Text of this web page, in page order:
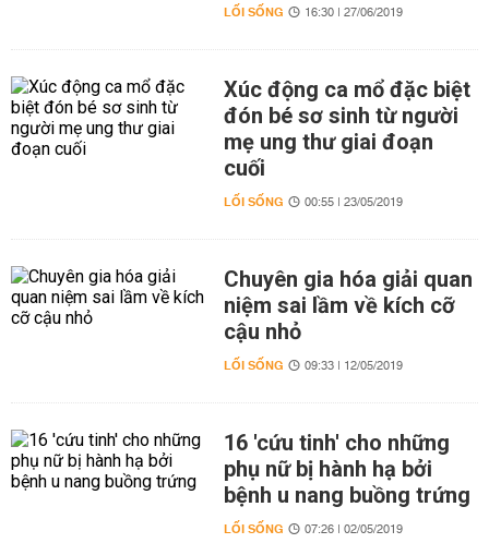
LỐI SỐNG 16:30 | 27/06/2019
Xúc động ca mổ đặc biệt
đón bé sơ sinh từ người
mẹ ung thư giai đoạn
cuối
LỐI SỐNG 00:55 | 23/05/2019
Chuyên gia hóa giải quan
niệm sai lầm về kích cỡ
cậu nhỏ
LỐI SỐNG 09:33 | 12/05/2019
16 'cứu tinh' cho những
phụ nữ bị hành hạ bởi
bệnh u nang buồng trứng
LỐI SỐNG 07:26 | 02/05/2019